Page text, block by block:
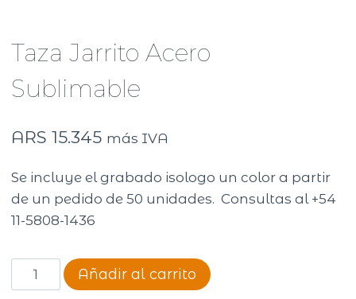
Taza Jarrito Acero
Sublimable
ARS 15.345 más IVA
Se incluye el grabado isologo un color a partir
de un pedido de 50 unidades. Consultas al +54
11-5808-1436
Taza
Jarrito
Añadir al carrito